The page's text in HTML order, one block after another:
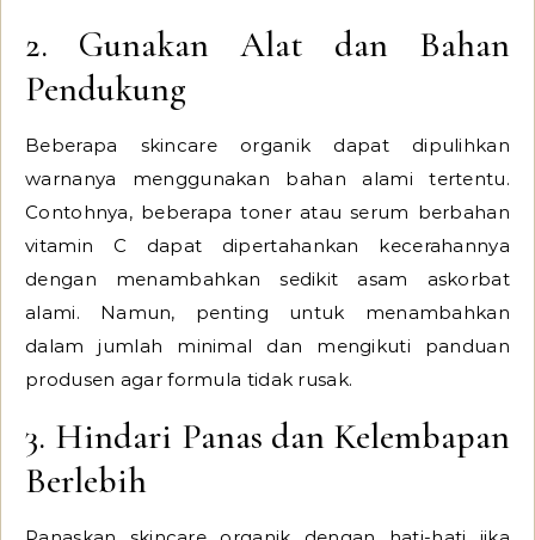
2. Gunakan Alat dan Bahan
Pendukung
Beberapa skincare organik dapat dipulihkan
warnanya menggunakan bahan alami tertentu.
Contohnya, beberapa toner atau serum berbahan
vitamin C dapat dipertahankan kecerahannya
dengan menambahkan sedikit asam askorbat
alami. Namun, penting untuk menambahkan
dalam jumlah minimal dan mengikuti panduan
produsen agar formula tidak rusak.
3. Hindari Panas dan Kelembapan
Berlebih